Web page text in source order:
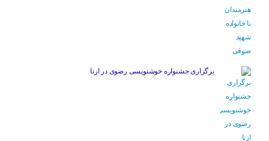
برگزاری جشنواره خوشنویسی رضوی در ازنا